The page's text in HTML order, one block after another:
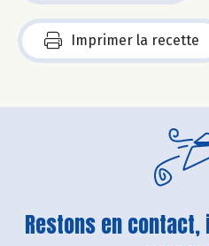
Imprimer la recette
Restons en